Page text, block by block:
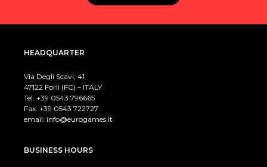
HEADQUARTER
Via Degli Scavi, 41
47122 Forlì (FC) – ITALY
Tel. +39 0543 796665
Fax. +39 0543 722727
email: info@eurogames.it
BUSINESS HOURS